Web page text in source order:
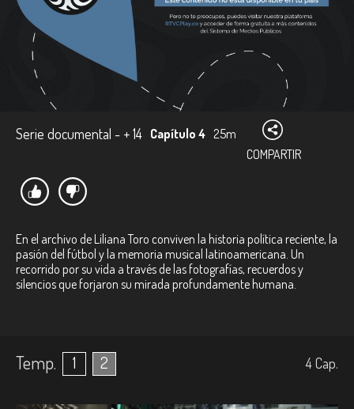
Serie documental - + 14 Capítulo 4 25m
COMPARTIR
En el archivo de Liliana Toro conviven la historia política reciente, la
pasión del fútbol y la memoria musical latinoamericana. Un
recorrido por su vida a través de las fotografías, recuerdos y
silencios que forjaron su mirada profundamente humana.
Temp. 1 2 4Cap.